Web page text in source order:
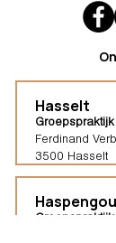
Hasselt
Ferdinand
3500 Hasselt